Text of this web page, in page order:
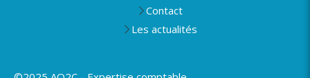
Contact
Les actualités